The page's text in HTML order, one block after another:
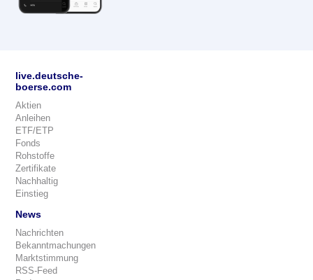
live.deutsche-
boerse.com
Aktien
Anleihen
ETF/ETP
Fonds
Rohstoffe
Zertifikate
Nachhaltig
Einstieg
News
Nachrichten
Bekanntmachungen
Marktstimmung
RSS-Feed